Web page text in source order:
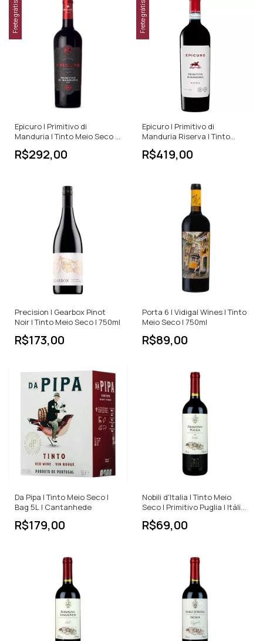
Frete grátis
Epicuro | Primitivo di
Manduria | Tinto Meio Seco |
750ml
R$292,00
Frete grátis
Epicuro | Primitivo di
Manduria Riserva | Tinto
Meio Seco | 750ml
R$419,00
Precision | Gearbox Pinot
Noir | Tinto Meio Seco | 750ml
R$173,00
Porta 6 | Vidigal Wines | Tinto
Meio Seco | 750ml
R$89,00
Da Pipa | Tinto Meio Seco |
Bag 5L | Cantanhede
R$179,00
Nobili d'Italia | Tinto Meio
Seco | Primitivo Puglia | Itália
| 750ml
R$69,00